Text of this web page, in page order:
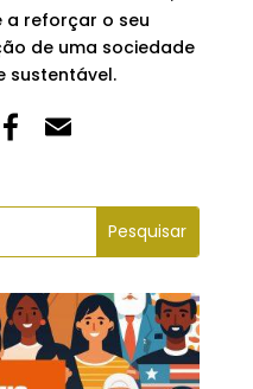
reforçar o seu
de uma sociedade
sustentável.
LinkedIn
Partilhe
Facebook